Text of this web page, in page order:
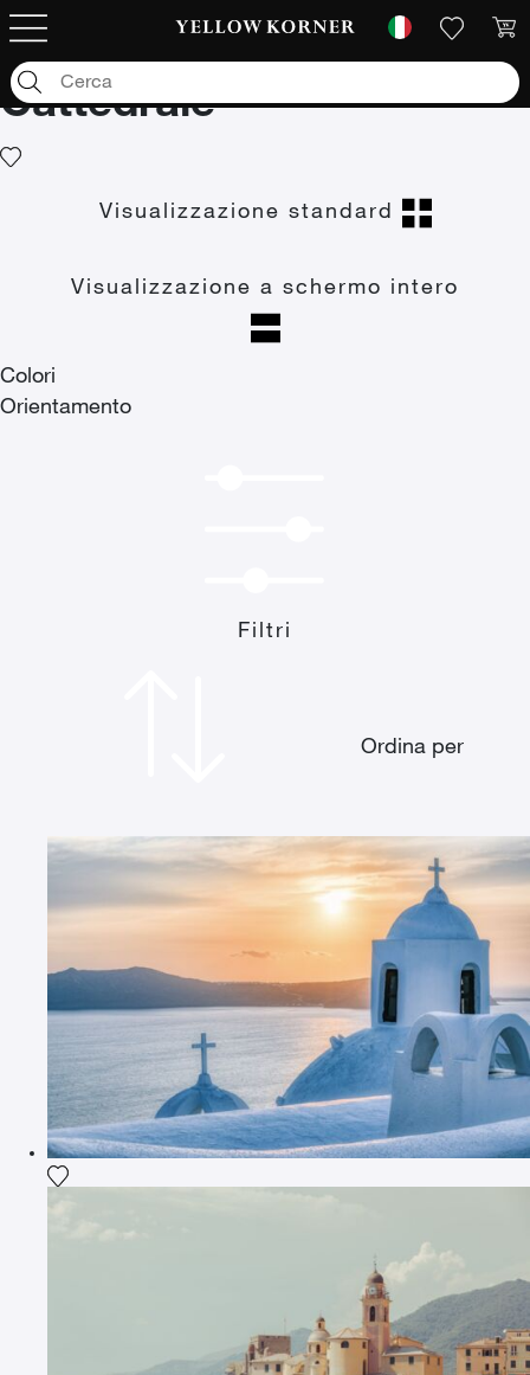
Fotografie d'arte /Città / Architettura
/
Cattedrale
Visualizzazione standard
Visualizzazione a schermo intero
Colori
Orientamento
Filtri
Ordina per